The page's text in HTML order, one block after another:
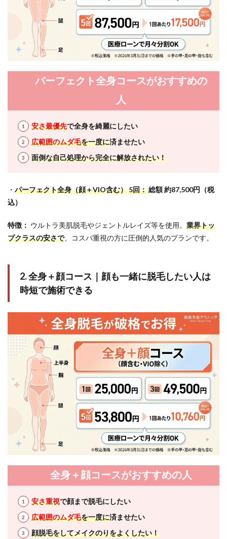
パーフェクト全身コースがおすすめの
人
安さ最優先で全身を綺麗にしたい
広範囲のムダ毛を一度に済ませたい
面倒な自己処理から完全に解放されたい！
・ パーフェクト全身（顔＋VIO含む） 5回：総額 約87,500円（税
込）
特徴： ウルトラ美肌脱毛やジェントルレイズ等を使用。 業界トッ
プクラスの安さで、コスパ重視の方に圧倒的人気のプランです。
2. 全身＋顔コース｜顔も一緒に脱毛したい人は
時短で施術できる
全身＋顔コースがおすすめの人
安さ重視で顔まで脱毛にしたい
広範囲のムダ毛を一度に済ませたい
顔脱毛をしてメイクのりをよくしたい！